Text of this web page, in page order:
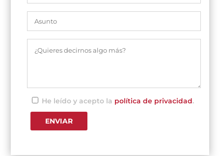
He leído y acepto la política de privacidad.